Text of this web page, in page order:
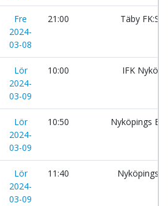
Fre
2024-
03-08
21:00 Täby
Lör
2024-
03-09
10:00 IFK
Lör
2024-
03-09
10:50 Nyköpings
Lör
2024-
03-09
11:40 Nyköpings